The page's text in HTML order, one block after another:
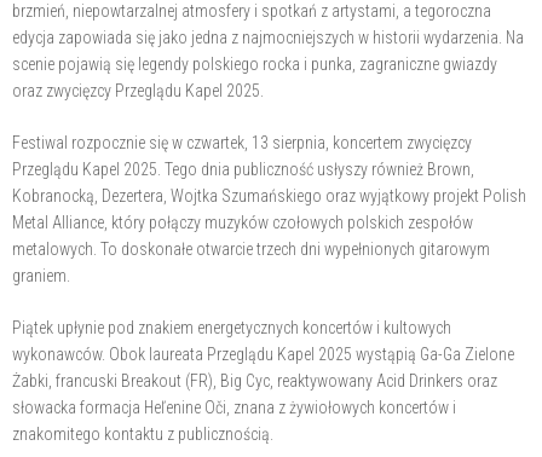
brzmień, niepowtarzalnej atmosfery i spotkań z artystami, a tegoroczna
edycja zapowiada się jako jedna z najmocniejszych w historii wydarzenia. Na
scenie pojawią się legendy polskiego rocka i punka, zagraniczne gwiazdy
oraz zwycięzcy Przeglądu Kapel 2025.
Festiwal rozpocznie się w czwartek, 13 sierpnia, koncertem zwycięzcy
Przeglądu Kapel 2025. Tego dnia publiczność usłyszy również Brown,
Kobranocką, Dezertera, Wojtka Szumańskiego oraz wyjątkowy projekt Polish
Metal Alliance, który połączy muzyków czołowych polskich zespołów
metalowych. To doskonałe otwarcie trzech dni wypełnionych gitarowym
graniem.
Piątek upłynie pod znakiem energetycznych koncertów i kultowych
wykonawców. Obok laureata Przeglądu Kapel 2025 wystąpią Ga-Ga Zielone
Żabki, francuski Breakout (FR), Big Cyc, reaktywowany Acid Drinkers oraz
słowacka formacja Heľenine Oči, znana z żywiołowych koncertów i
znakomitego kontaktu z publicznością.